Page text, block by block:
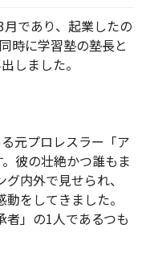
であり、起業したの
時に学習塾の塾長と
しました。
元プロレスラー「ア
彼の壮絶かつ誰もま
内外で見せられ、
をしてきました。
者」の1人であるつも